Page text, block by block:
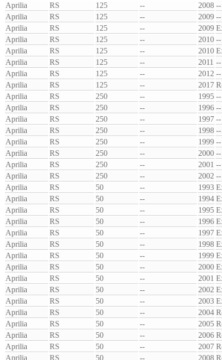
Aprilia
RS 125 -- 2008 --
Aprilia
RS 125 -- 2009 --
Aprilia
RS 125 -- 2009
Aprilia
RS 125 -- 2010 --
Aprilia
RS 125 -- 2010
Aprilia
RS 125 -- 2011 --
Aprilia
RS 125 -- 2012 --
Aprilia
RS 125 -- 2017
Aprilia
RS 250 -- 1995 --
Aprilia
RS 250 -- 1996 --
Aprilia
RS 250 -- 1997 --
Aprilia
RS 250 -- 1998 --
Aprilia
RS 250 -- 1999 --
Aprilia
RS 250 -- 2000 --
Aprilia
RS 250 -- 2001 --
Aprilia
RS 250 -- 2002 --
Aprilia
RS 50 -- 1993
Aprilia
RS 50 -- 1994
Aprilia
RS 50 -- 1995
Aprilia
RS 50 -- 1996
Aprilia
RS 50 -- 1997
Aprilia
RS 50 -- 1998
Aprilia
RS 50 -- 1999
Aprilia
RS 50 -- 2000
Aprilia
RS 50 -- 2001
Aprilia
RS 50 -- 2002
Aprilia
RS 50 -- 2003
Aprilia
RS 50 -- 2004
Aprilia
RS 50 -- 2005
Aprilia
RS 50 -- 2006
Aprilia
RS 50 -- 2007
Aprilia
RS 50 -- 2008